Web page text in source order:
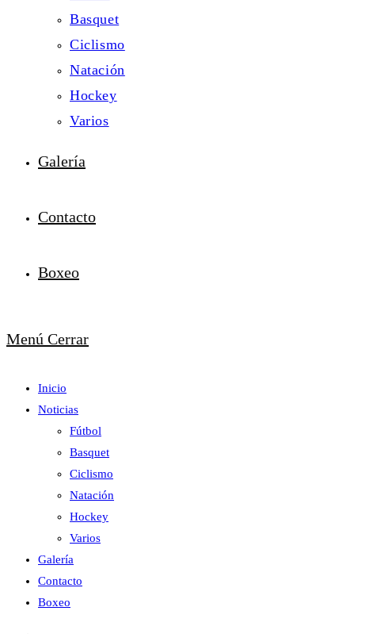
Basquet
Ciclismo
Natación
Hockey
Varios
Galería
Contacto
Boxeo
Menú Cerrar
Inicio
Noticias
Fútbol
Basquet
Ciclismo
Natación
Hockey
Varios
Galería
Contacto
Boxeo